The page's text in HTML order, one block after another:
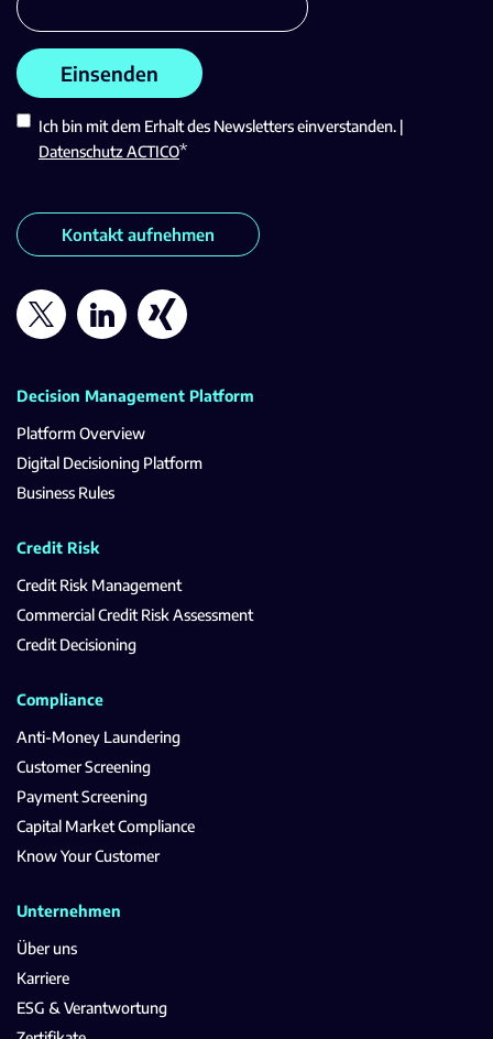
Ich bin mit dem Erhalt des Newsletters einverstanden. |
Datenschutz ACTICO*
Kontakt aufnehmen
Decision Management Platform
Platform Overview
Digital Decisioning Platform
Business Rules
Credit Risk
Credit Risk Management
Commercial Credit Risk Assessment
Credit Decisioning
Compliance
Anti-Money Laundering
Customer Screening
Payment Screening
Capital Market Compliance
Know Your Customer
Unternehmen
Über uns
Karriere
ESG & Verantwortung